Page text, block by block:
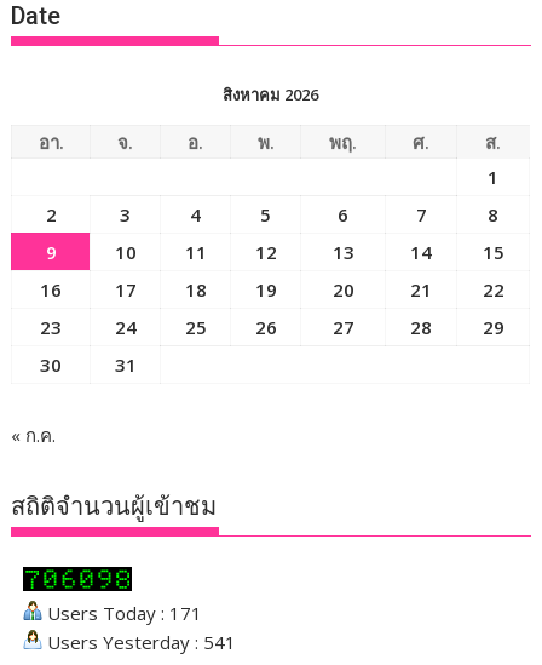
Date
สิงหาคม 2026
อา. จ. อ. พ. พฤ. ศ.
ส.
1
2
3 4 5 6 7
8
9
10 11 12 13 14
15
16
17 18 19 20 21
22
23
24 25 26 27 28
29
30
31
« ก.ค.
สถิติจำนวนผู้เข้าชม
Users Today : 171
Users Yesterday : 541